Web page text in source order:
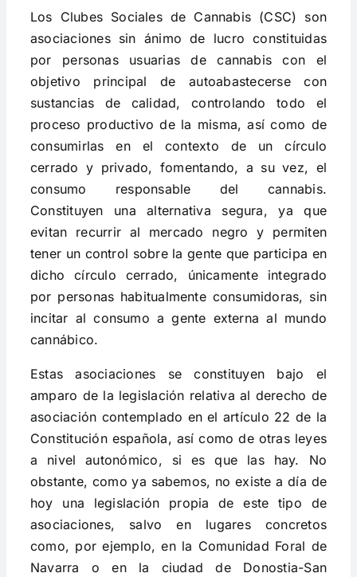
Los Clubes Sociales de Cannabis (CSC) son
asociaciones sin ánimo de lucro constituidas
por personas usuarias de cannabis con el
objetivo principal de autoabastecerse con
sustancias de calidad, controlando todo el
proceso productivo de la misma, así como de
consumirlas en el contexto de un círculo
cerrado y privado, fomentando, a su vez, el
consumo responsable del cannabis.
Constituyen una alternativa segura, ya que
evitan recurrir al mercado negro y permiten
tener un control sobre la gente que participa en
dicho círculo cerrado, únicamente integrado
por personas habitualmente consumidoras, sin
incitar al consumo a gente externa al mundo
cannábico.
Estas asociaciones se constituyen bajo el
amparo de la legislación relativa al derecho de
asociación contemplado en el artículo 22 de la
Constitución española, así como de otras leyes
a nivel autonómico, si es que las hay. No
obstante, como ya sabemos, no existe a día de
hoy una legislación propia de este tipo de
asociaciones, salvo en lugares concretos
como, por ejemplo, en la Comunidad Foral de
Navarra o en la ciudad de Donostia-San